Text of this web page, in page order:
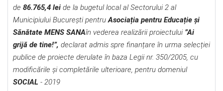
de 86.765,4 lei de la bugetul local al Sectorului 2 al
Municipiului București pentru Asociația pentru Educație și
Sănătate MENS SANAîn vederea realizării proiectului ”Ai
grijă de tine!”, declarat admis spre finanțare în urma selecției
publice de proiecte derulate în baza Legii nr. 350/2005, cu
modificările şi completările ulterioare, pentru domeniul
SOCIAL - 2019